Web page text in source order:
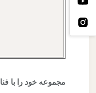
مجموعه خود را با